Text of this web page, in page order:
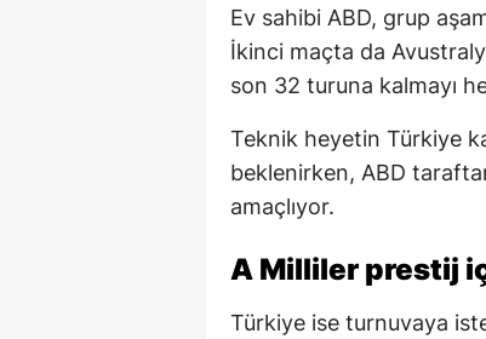
Ev sahibi ABD, grup
İkinci maçta da
son 32 turuna kalmayı
Teknik heyetin Türkiye
beklenirken, ABD
amaçlıyor.
A Milliler prestij
Türkiye ise turnuvaya